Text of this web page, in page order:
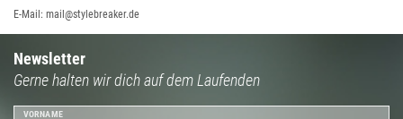
E-Mail: mail@stylebreaker.de
Newsletter
Gerne halten wir dich auf dem Laufenden
VORNAME